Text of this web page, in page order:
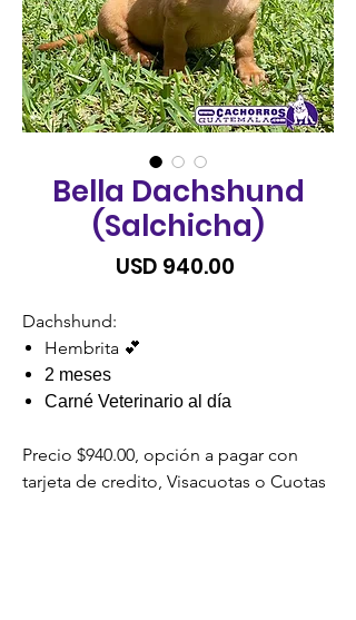
Bella Dachshund
(Salchicha)
USD 940.00
Dachshund:
Hembrita 💕
2 meses
Carné Veterinario al día
Precio $940.00, opción a pagar con
tarjeta de credito, Visacuotas o Cuotas